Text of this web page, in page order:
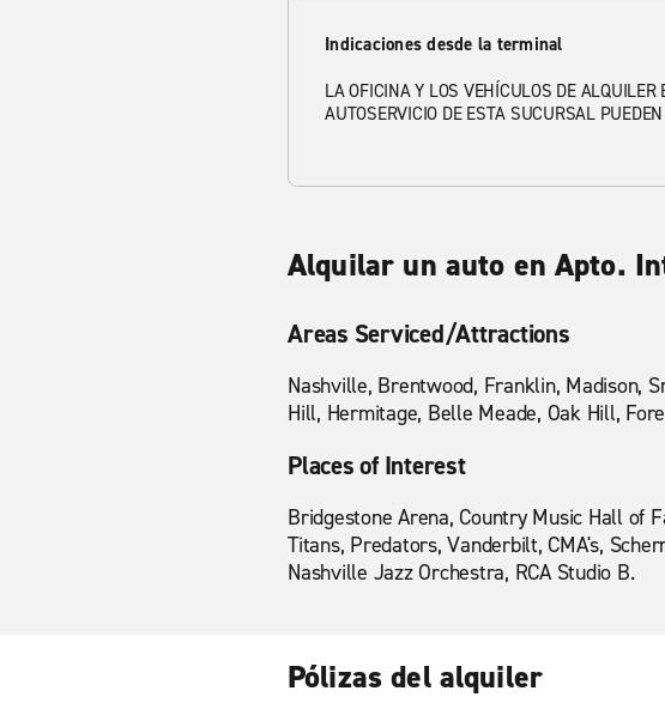
Indicaciones desde la terminal
LA OFICINA Y LOS VEHÍCULOS DE
AUTOSERVICIO DE ESTA SUCURSAL
Alquilar un auto en Apto.
Areas Serviced/Attractions
Nashville, Brentwood, Franklin, Madison,
Hill, Hermitage, Belle Meade, Oak Hill,
Places of Interest
Bridgestone Arena, Country Music Hall of
Titans, Predators, Vanderbilt, CMA's,
Nashville Jazz Orchestra, RCA Studio B.
Pólizas del alquiler